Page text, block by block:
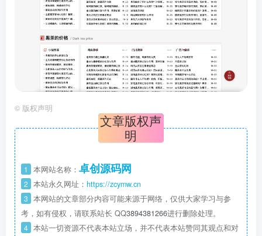
© 版权声明
文章版权声
明
1 本网站名称： 卓创源码网
2 本站永久网址： https://zcymw.cn
3 本网站的文章部分内容可能来源于网络，仅供大家学习与参
考，如有侵权，请联系站长 QQ3894381266进行删除处理。
4 本站一切资源不代表本站立场，并不代表本站赞同其观点和对